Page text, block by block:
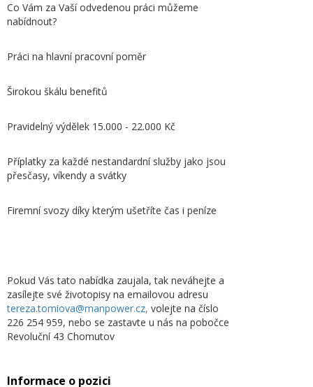
Co Vám za Vaší odvedenou práci můžeme
nabídnout?
Práci na hlavní pracovní poměr
Širokou škálu benefitů
Pravidelný výdělek 15.000 - 22.000 Kč
Příplatky za každé nestandardní služby jako jsou
přesčasy, víkendy a svátky
Firemní svozy díky kterým ušetříte čas i peníze
Pokud Vás tato nabídka zaujala, tak neváhejte a
zasílejte své životopisy na emailovou adresu
tereza.tomiova@manpower.cz, volejte na číslo
226 254 959, nebo se zastavte u nás na pobočce
Revoluční 43 Chomutov
Informace o pozici